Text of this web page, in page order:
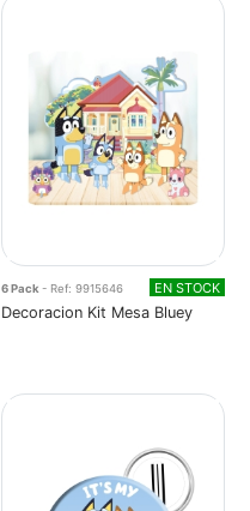
6 Pack - Ref: 9915646 EN STOCK
Decoracion Kit Mesa Bluey